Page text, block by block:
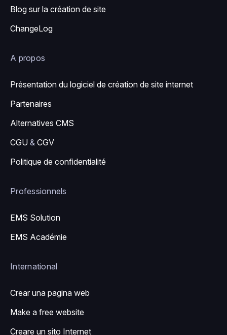
Blog sur la création de site
ChangeLog
A propos
Présentation du logiciel de création de site internet
Partenaires
Alternatives CMS
CGU & CGV
Politique de confidentialité
Professionnels
EMS Solution
EMS Académie
International
Crear una pagina web
Make a free website
Creare un sito Internet